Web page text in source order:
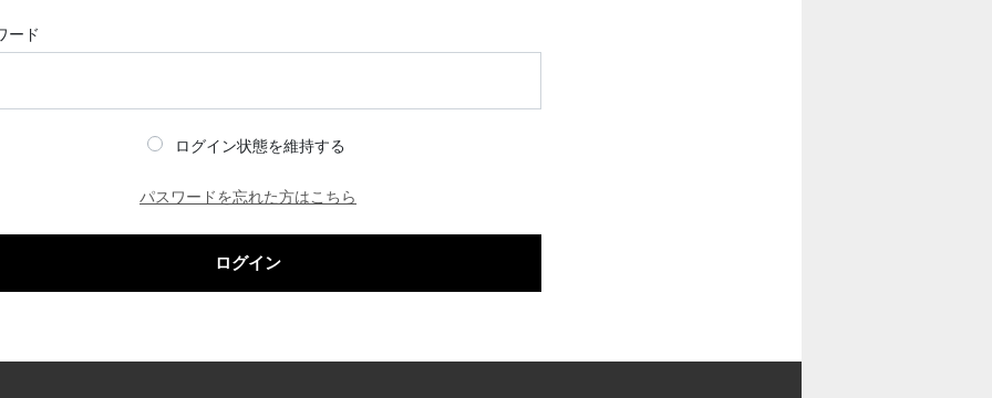
ード
ログイン状態を維持する
パスワードを忘れた方はこちら
ログイン